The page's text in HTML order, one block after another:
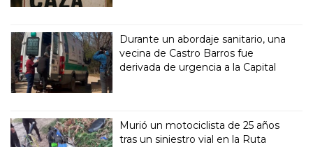
Durante un abordaje sanitario, una
vecina de Castro Barros fue
derivada de urgencia a la Capital
Murió un motociclista de 25 años
tras un siniestro vial en la Ruta